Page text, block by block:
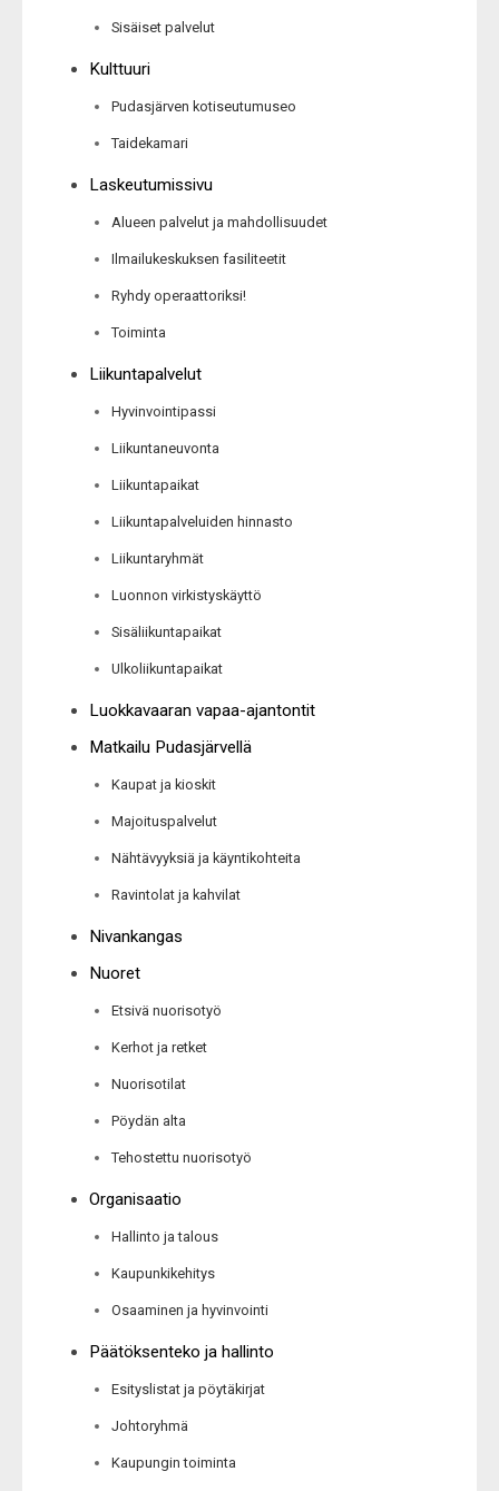
Sisäiset palvelut
Kulttuuri
Pudasjärven kotiseutumuseo
Taidekamari
Laskeutumissivu
Alueen palvelut ja mahdollisuudet
Ilmailukeskuksen fasiliteetit
Ryhdy operaattoriksi!
Toiminta
Liikuntapalvelut
Hyvinvointipassi
Liikuntaneuvonta
Liikuntapaikat
Liikuntapalveluiden hinnasto
Liikuntaryhmät
Luonnon virkistyskäyttö
Sisäliikuntapaikat
Ulkoliikuntapaikat
Luokkavaaran vapaa-ajantontit
Matkailu Pudasjärvellä
Kaupat ja kioskit
Majoituspalvelut
Nähtävyyksiä ja käyntikohteita
Ravintolat ja kahvilat
Nivankangas
Nuoret
Etsivä nuorisotyö
Kerhot ja retket
Nuorisotilat
Pöydän alta
Tehostettu nuorisotyö
Organisaatio
Hallinto ja talous
Kaupunkikehitys
Osaaminen ja hyvinvointi
Päätöksenteko ja hallinto
Esityslistat ja pöytäkirjat
Johtoryhmä
Kaupungin toiminta